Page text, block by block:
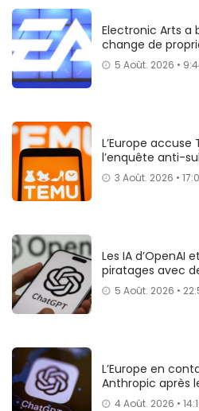
Electronic Arts a
change de
5 Août. 2026 •
L’Europe
l’enquête anti-
3 Août. 2026 •
Les IA d’OpenAI
piratages avec
5 Août. 2026 •
L’Europe en
Anthropic après
4 Août. 2026 •